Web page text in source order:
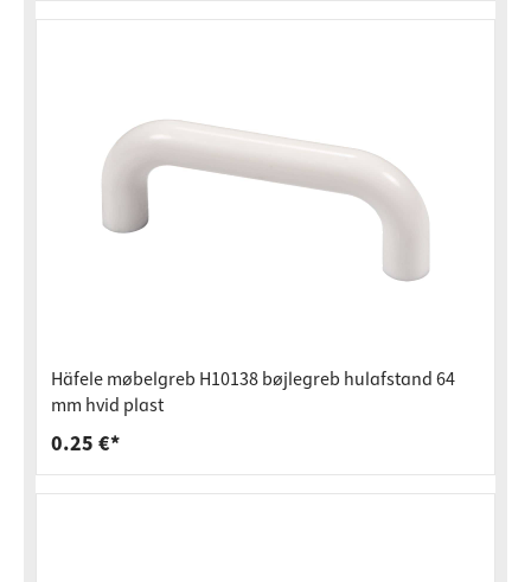
Häfele møbelgreb H10138 bøjlegreb hulafstand 64
mm hvid plast
0.25 €*